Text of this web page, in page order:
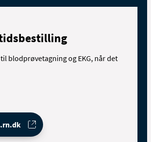
blodprøvetagning og EKG, når det